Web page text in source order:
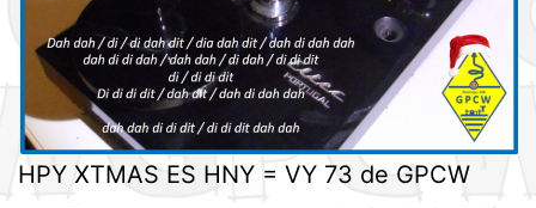
HPY XTMAS ES HNY = VY 73 de GPCW